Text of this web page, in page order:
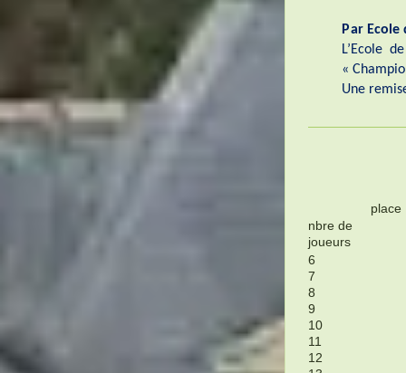
Par Ecole
L’Ecole
«
Une
place
nbre de
joueurs
6
7
8
9
10
11
12